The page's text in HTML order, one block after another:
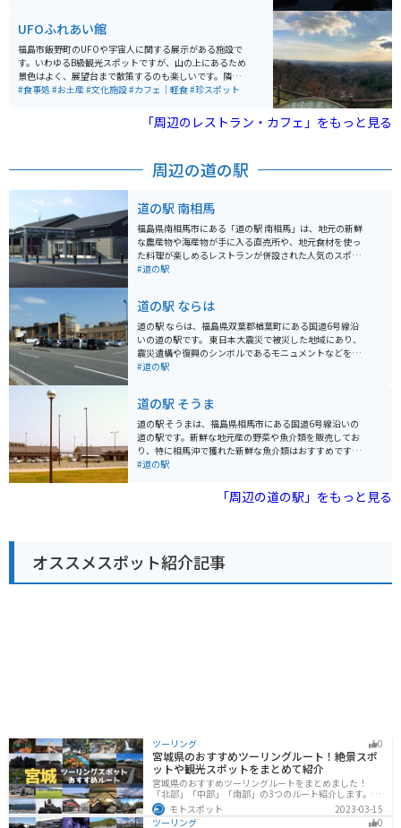
UFOふれあい館
福島市飯野町のUFOや宇宙人に関する展示がある施設で
す。いわゆるB級観光スポットですが、山の上にあるため
景色はよく、展望台まで散策するのも楽しいです。隣接
する物産館内の食堂には人気のラーメンもあり、ドライ
#食事処 #お土産#文化施設#カフェ｜軽食#珍スポット
「周辺のレストラン・カフェ」をもっと見る
周辺の道の駅
道の駅 南相馬
福島県南相馬市にある「道の駅 南相馬」は、地元の新鮮
な農産物や海産物が手に入る直売所や、地元食材を使っ
た料理が楽しめるレストランが併設された人気のスポッ
トです。 新鮮な魚介類を味わえる海鮮市場や、地元産の
岸を走る国道6号線沿いに位置しているので、ツーリン
グの休憩スポットとしても最適です。道の駅からは、太
平洋を一望できる絶景スポット「千歳橋」もほど近く、
足を延ばしてみるのもおすすめです。 南相馬市は、相馬
野馬追など歴史的な祭りや、伝統工芸品である相馬駒焼
#道の駅
道の駅 ならは
道の駅 ならは、福島県双葉郡楢葉町にある国道6号線沿
いの道の駅です。 東日本大震災で被災した地域にあり、
震災遺構や復興のシンボルであるモニュメントなどを見
学することができます。 地元の新鮮な野菜や果物を販売
トランでは、地元産の食材を使った料理を楽しむことが
できます。 バイクで訪れる場合は、広い駐車場があるの
で安心して駐車できます。 道の駅 ならは、震災の記憶を
後世に伝えるとともに、復興に向かう町の姿を体感でき
る場所です。
#道の駅
道の駅 そうま
道の駅 そうまは、福島県相馬市にある国道6号線沿いの
道の駅です。新鮮な地元産の野菜や魚介類を販売してお
り、特に相馬沖で獲れた新鮮な魚介類はおすすめです。
名物の「浜焼き」は、自分で選んだ魚介類をその場で焼
元の銘菓や工芸品など、旅の思い出にぴったりな品々が
場所としても最適です。道の駅 そうまでは、相馬の豊か
な自然と食を満喫できます。
#道の駅
「周辺の道の駅」をもっと見る
オススメスポット紹介記事
ツーリング 0
宮城県のおすすめツーリングルート！絶景スポ
ットや観光スポットをまとめて紹介
宮城県のおすすめツーリングルートをまとめました！
「北部」「中部」「南部」の3つのルート紹介します。キ
ツネ村や広大な山や滝、湖などを歴史や自然を満喫する
ツーリングができます。バイクで宮城県にツーリングに
モトスポット
2023-03-15
ツーリング
0